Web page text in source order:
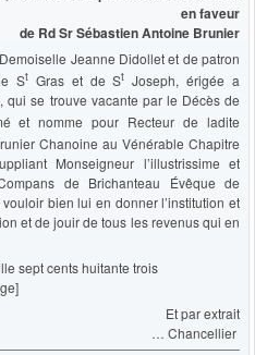
en faveur
de Rd Sr Sébastien Antoine Brunier
Jeanne Didollet et de patron
St Gras et de St Joseph, érigée a
qui se trouve vacante par le Décès de
et nomme pour Recteur de ladite
Chanoine au Vénérable Chapitre
Monseigneur l’illustrissime et
de Brichanteau Évêque de
bien lui en donner l’institution et
et de jouir de tous les revenus qui en
sept cents huitante trois
Et par extrait
… Chancellier